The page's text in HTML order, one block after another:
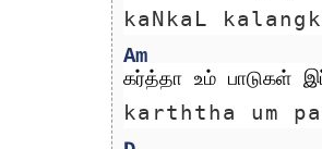
kaNkaL
Am
கர்த்தா உம் பாடுகள்
karththa um